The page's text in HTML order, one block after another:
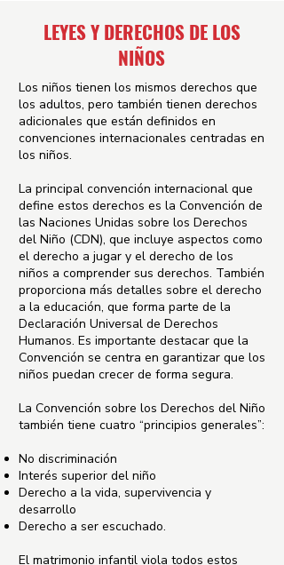
LEYES Y DERECHOS DE LOS
NIÑOS
Los niños tienen los mismos derechos que
los adultos, pero también tienen derechos
adicionales que están definidos en
convenciones internacionales centradas en
los niños.
La principal convención internacional que
define estos derechos es la Convención de
las Naciones Unidas sobre los Derechos
del Niño (CDN), que incluye aspectos como
el derecho a jugar y el derecho de los
niños a comprender sus derechos. También
proporciona más detalles sobre el derecho
a la educación, que forma parte de la
Declaración Universal de Derechos
Humanos. Es importante destacar que la
Convención se centra en garantizar que los
niños puedan crecer de forma segura.
La Convención sobre los Derechos del Niño
también tiene cuatro “principios generales”:
No discriminación
Interés superior del niño
Derecho a la vida, supervivencia y
desarrollo
Derecho a ser escuchado.
El matrimonio infantil viola todos estos